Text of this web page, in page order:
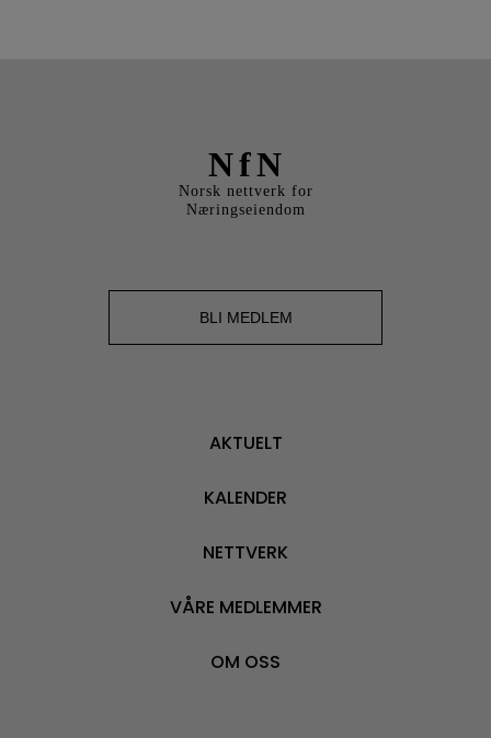
NfN
Norsk nettverk for
Næringseiendom
BLI MEDLEM
AKTUELT
KALENDER
NETTVERK
VÅRE MEDLEMMER
OM OSS